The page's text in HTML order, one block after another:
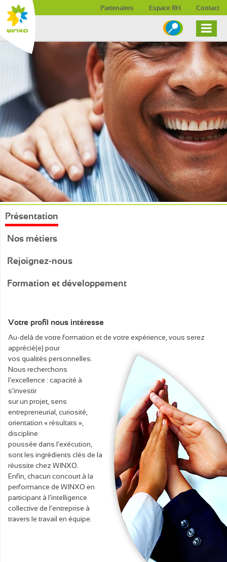
Contact
Espace RH
Partenaires
Skip to content
Présentation
Nos métiers
Rejoignez-nous
Formation et développement
Votre profil nous intéresse
Au-delà de votre formation et de votre expérience, vous serez
apprécié(e) pour
vos qualités personnelles.
Nous recherchons
l’excellence : capacité à
s’investir
sur un projet, sens
entrepreneurial, curiosité,
orientation « résultats »,
discipline
poussée dans l’exécution,
sont les ingrédients clés de la
réussite chez WINXO.
Enfin, chacun concourt à la
performance de WINXO en
participant à l’intelligence
collective de l’entreprise à
travers le travail en équipe.